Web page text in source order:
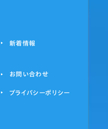
新着情報
お問い合わせ
プライバシーポリシー